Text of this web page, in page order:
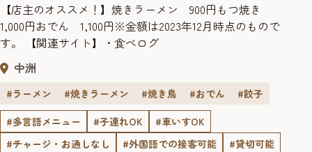
【店主のオススメ！】焼きラーメン 900円もつ焼き
1,000円おでん 1,100円※金額は2023年12月時点のもので
す。 【関連サイト】・食べログ
中洲
#ラーメン #焼きラーメン #焼き鳥 #おでん
#餃子
#多言語メニュー
#子連れOK
#車いすOK
#チャージ・お通しなし
#外国語での接客可能
#貸切可能